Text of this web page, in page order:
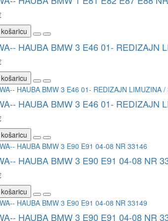
HAUBA BMW 3 E46 01- REDIZAJN
HAUBA BMW 3 E46 01- REDIZAJN
HAUBA BMW 3 E90 E91 04-08 NR
HAUBA BMW 3 E90 E91 04-08 NR